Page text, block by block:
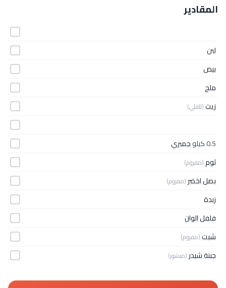
المقادير
لبن
بيض
ملح
زيت(للقلي)
0.5 كيلو
جمبري
ثوم(مفروم)
بصل اخضر (مفروم)
زبدة
فلفل الوان
شبت(مفروم)
جبنة شيدر (مبشور)